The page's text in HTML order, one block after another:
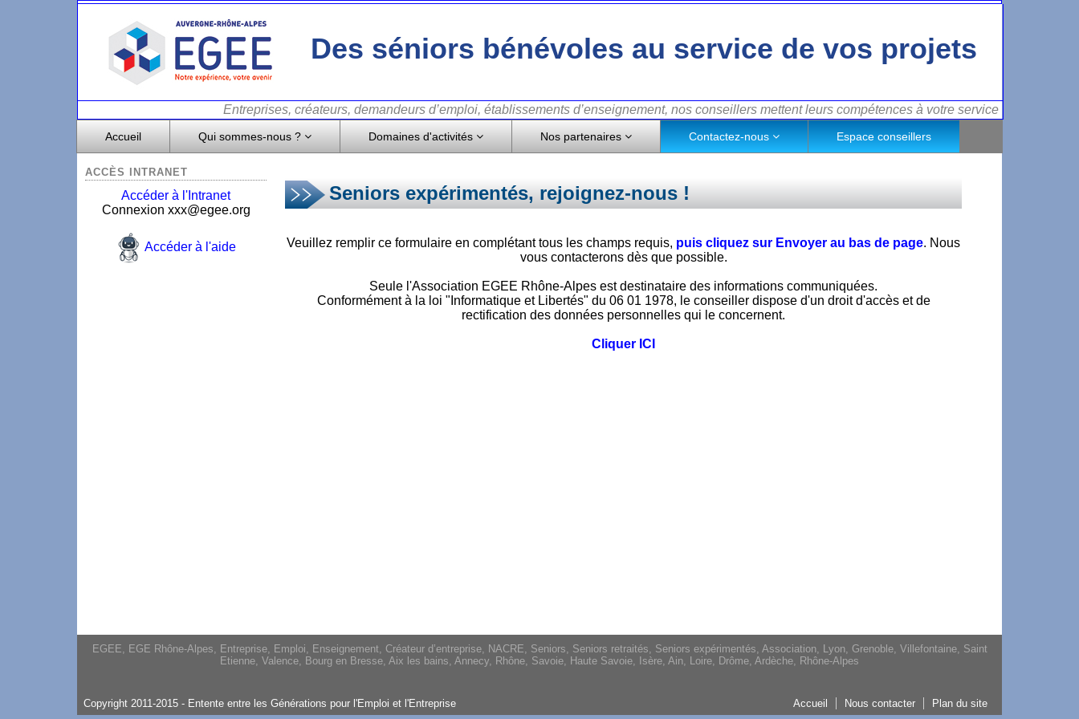
Des séniors bénévoles au service de vos projets
Entreprises, créateurs, demandeurs d’emploi, établissements d’enseignement, nos conseillers mettent leurs compétences à votre service
Accueil Qui sommes-nous ? Domaines d'activités Nos partenaires Contactez-nous Espace conseillers
ACCÈS INTRANET
Accéder à l'Intranet
Connexion xxx@egee.org
Accéder à l'aide
Seniors expérimentés, rejoignez-nous !
Veuillez remplir ce formulaire en complétant tous les champs requis, puis cliquez sur Envoyer au bas de page. Nous
vous contacterons dès que possible.
Seule l'Association EGEE Rhône-Alpes est destinataire des informations communiquées.
Conformément à la loi "Informatique et Libertés" du 06 01 1978, le conseiller dispose d'un droit d'accès et de
rectification des données personnelles qui le concernent.
Cliquer ICI
EGEE, EGE Rhône-Alpes, Entreprise, Emploi, Enseignement, Créateur d’entreprise, NACRE, Seniors, Seniors retraités, Seniors expérimentés, Association, Lyon, Grenoble, Villefontaine, Saint
Etienne, Valence, Bourg en Bresse, Aix les bains, Annecy, Rhône, Savoie, Haute Savoie, Isère, Ain, Loire, Drôme, Ardèche, Rhône-Alpes
Copyright 2011-2015 - Entente entre les Générations pour l'Emploi et l'Entreprise Accueil Nous contacter Plan du site